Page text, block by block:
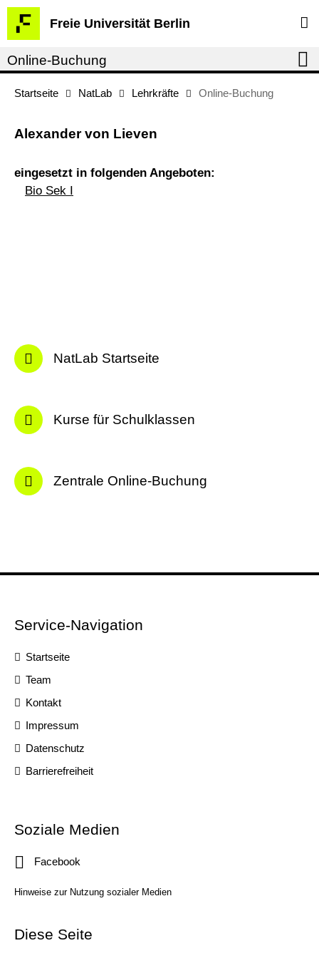
Springe
direkt
zu
Inhalt
Freie Universität Berlin
Service-
Navigation
Online-Buchung
Startseite NatLab Lehrkräfte Online-Buchung
Alexander von Lieven
eingesetzt in folgenden Angeboten:
Bio Sek I
NatLab Startseite
Kurse für Schulklassen
Zentrale Online-Buchung
Service-Navigation
Startseite
Team
Kontakt
Impressum
Datenschutz
Barrierefreiheit
Soziale Medien
Facebook
Hinweise zur Nutzung sozialer Medien
Diese Seite